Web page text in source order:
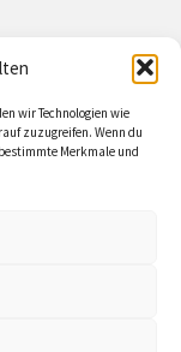
wir Technologien wie
zuzugreifen. Wenn du
Merkmale und
in schreiben.